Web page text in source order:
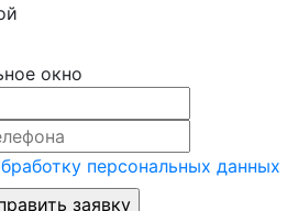
окно
персональных данных